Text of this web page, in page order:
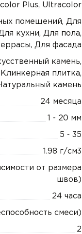
Plus, Ultracolor
помещений, Для
кухни, Для пола,
Для фасада
камень,
плитка,
камень
24 месяца
1 - 20 мм
5 - 35
1.98 г/см3
от размера
швов)
24 часа
смеси)
2